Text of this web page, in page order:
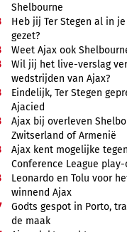
Shelbourne
Heb jij Ter Stegen al in
gezet?
Weet Ajax ook
Wil jij het live-verslag
wedstrijden van Ajax?
Eindelijk, Ter Stegen
Ajacied
Ajax bij overleven
Zwitserland of Armenië
Ajax kent mogelijke
Conference League
Leonardo en Tolu voor
winnend Ajax
Godts gespot in Porto,
de maak